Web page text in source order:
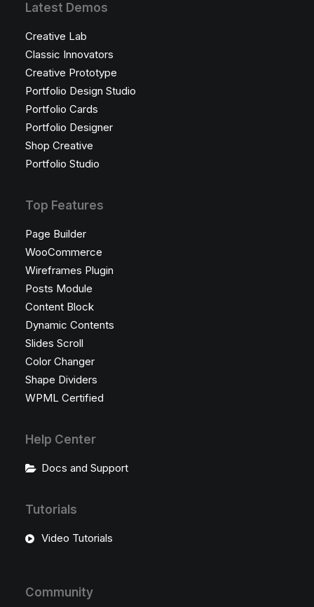
Latest Demos
Creative Lab
Classic Innovators
Creative Prototype
Portfolio Design Studio
Portfolio Cards
Portfolio Designer
Shop Creative
Portfolio Studio
Top Features
Page Builder
WooCommerce
Wireframes Plugin
Posts Module
Content Block
Dynamic Contents
Slides Scroll
Color Changer
Shape Dividers
WPML Certified
Help Center
Docs and Support
Tutorials
Video Tutorials
Community